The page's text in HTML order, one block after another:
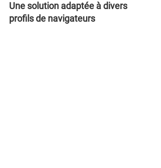
Une solution adaptée à divers
profils de navigateurs